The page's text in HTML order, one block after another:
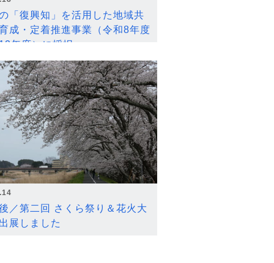
「復興知」を活用した地域共
成・定着推進事業（令和8年度
年度）に採択
／第二回 さくら祭り＆花火大
展しました